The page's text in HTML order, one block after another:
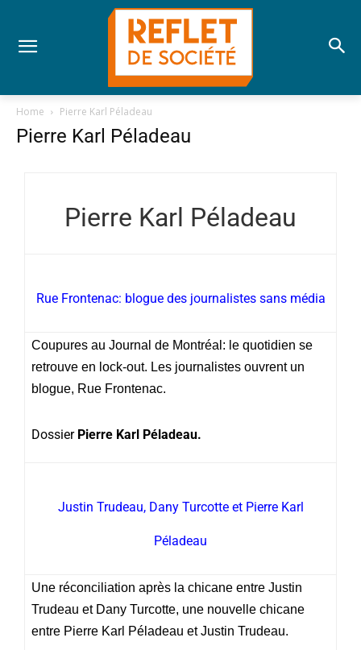
Home Pierre Karl Péladeau
Pierre Karl Péladeau
Pierre Karl Péladeau
Rue Frontenac: blogue des journalistes sans média
Coupures au Journal de Montréal: le quotidien se
retrouve en lock-out. Les journalistes ouvrent un
blogue, Rue Frontenac.
Dossier Pierre Karl Péladeau.
Justin Trudeau, Dany Turcotte et Pierre Karl
Péladeau
Une réconciliation après la chicane entre Justin
Trudeau et Dany Turcotte, une nouvelle chicane
entre Pierre Karl Péladeau et Justin Trudeau.